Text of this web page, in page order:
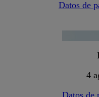
Datos de
4